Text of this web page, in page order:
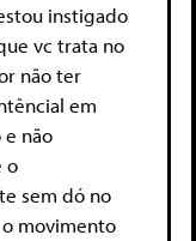
instigado
vc trata no
não ter
em
não
o
sem dó no
movimento